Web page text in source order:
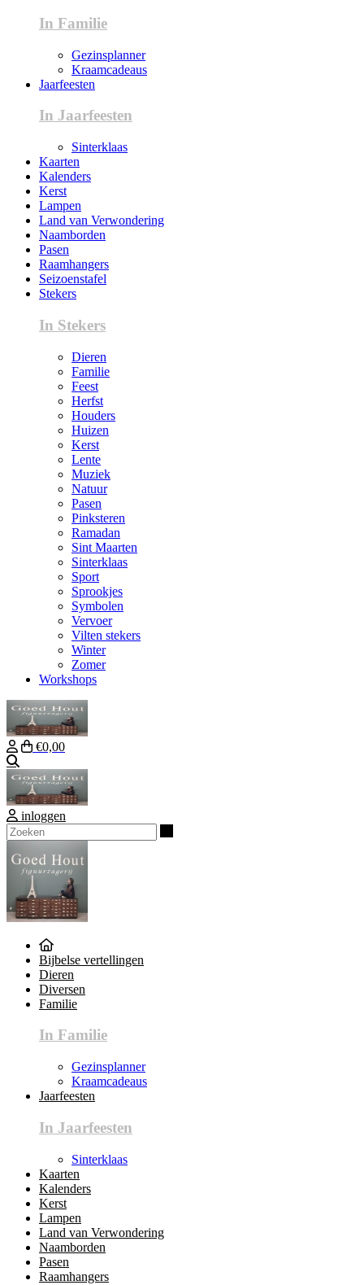
In Familie
Gezinsplanner
Kraamcadeaus
Jaarfeesten
In Jaarfeesten
Sinterklaas
Kaarten
Kalenders
Kerst
Lampen
Land van Verwondering
Naamborden
Pasen
Raamhangers
Seizoenstafel
Stekers
In Stekers
Dieren
Familie
Feest
Herfst
Houders
Huizen
Kerst
Lente
Muziek
Natuur
Pasen
Pinksteren
Ramadan
Sint Maarten
Sinterklaas
Sport
Sprookjes
Symbolen
Vervoer
Vilten stekers
Winter
Zomer
Workshops
€0,00
inloggen
Bijbelse vertellingen
Dieren
Diversen
Familie
In Familie
Gezinsplanner
Kraamcadeaus
Jaarfeesten
In Jaarfeesten
Sinterklaas
Kaarten
Kalenders
Kerst
Lampen
Land van Verwondering
Naamborden
Pasen
Raamhangers